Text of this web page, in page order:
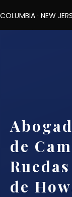
COLUMBIA · NEW
de
de